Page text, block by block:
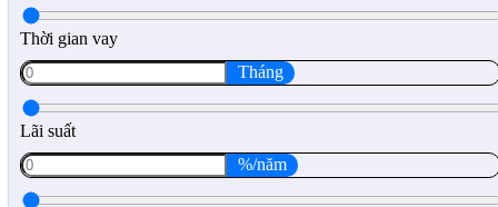
Thời gian vay
Tháng
Lãi suất
%/năm